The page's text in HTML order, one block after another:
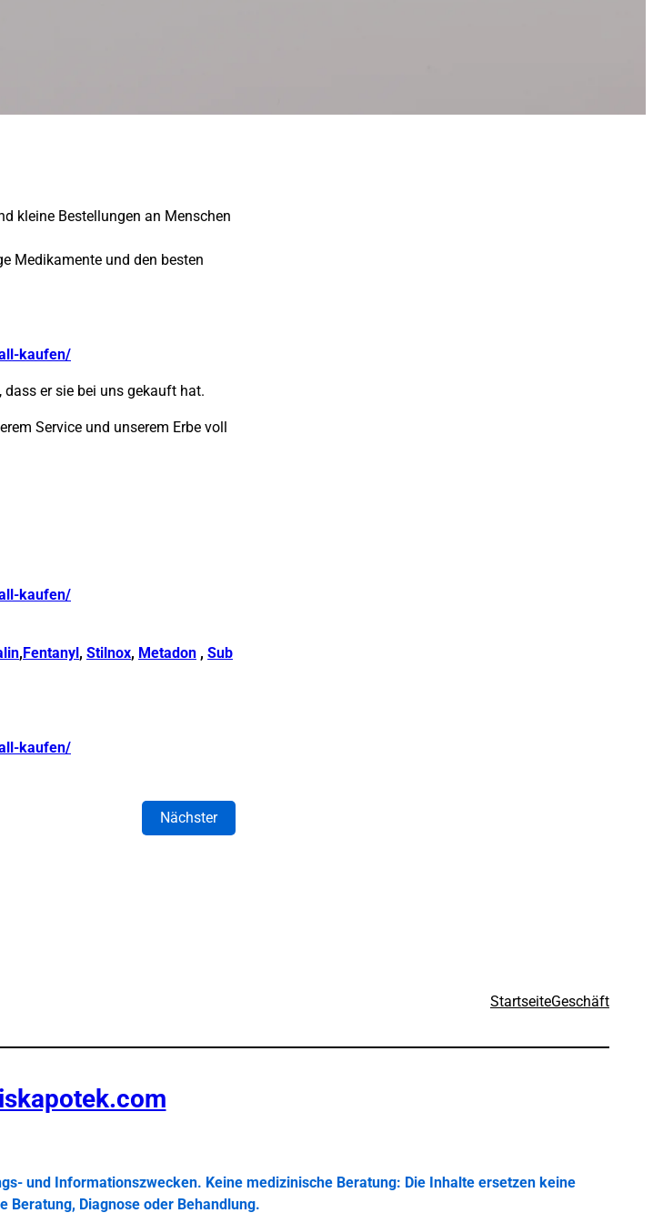
kleine Bestellungen an Menschen
Medikamente und den besten
kaufen/
er sie bei uns gekauft hat.
Service und unserem Erbe voll
kaufen/
, Fentanyl , Stilnox, Metadon , Sub
kaufen/
Nächster
StartseiteGeschäft
und Informationszwecken. Keine medizinische Beratung: Die Inhalte ersetzen keine
Beratung, Diagnose oder Behandlung.